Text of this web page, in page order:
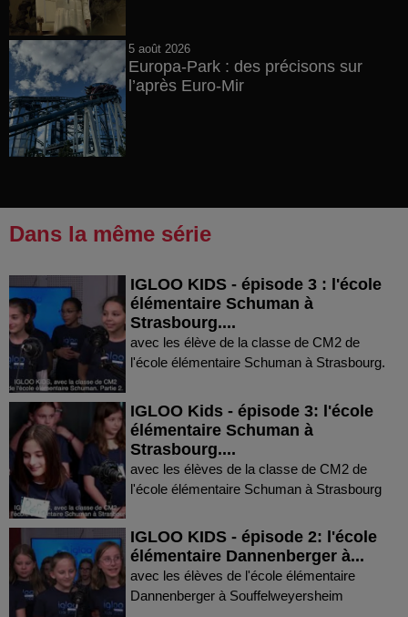
5 août 2026
Europa-Park : des précisons sur
l’après Euro-Mir
Dans la même série
IGLOO KIDS - épisode 3 : l'école
élémentaire Schuman à
Strasbourg....
avec les élève de la classe de CM2 de
l'école élémentaire Schuman à Strasbourg.
IGLOO Kids - épisode 3: l'école
élémentaire Schuman à
Strasbourg....
avec les élèves de la classe de CM2 de
l'école élémentaire Schuman à Strasbourg
IGLOO KIDS - épisode 2: l'école
élémentaire Dannenberger à...
avec les élèves de l'école élémentaire
Dannenberger à Souffelweyersheim